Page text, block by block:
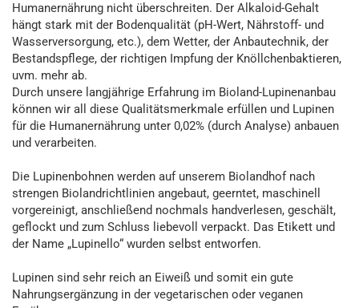
Humanernährung nicht überschreiten. Der Alkaloid-Gehalt
hängt stark mit der Bodenqualität (pH-Wert, Nährstoff- und
Wasserversorgung, etc.), dem Wetter, der Anbautechnik, der
Bestandspflege, der richtigen Impfung der Knöllchenbaktieren,
uvm. mehr ab.
Durch unsere langjährige Erfahrung im Bioland-Lupinenanbau
können wir all diese Qualitätsmerkmale erfüllen und Lupinen
für die Humanernährung unter 0,02% (durch Analyse) anbauen
und verarbeiten.
Die Lupinenbohnen werden auf unserem Biolandhof nach
strengen Biolandrichtlinien angebaut, geerntet, maschinell
vorgereinigt, anschließend nochmals handverlesen, geschält,
geflockt und zum Schluss liebevoll verpackt. Das Etikett und
der Name „Lupinello“ wurden selbst entworfen.
Lupinen sind sehr reich an Eiweiß und somit ein gute
Nahrungsergänzung in der vegetarischen oder veganen